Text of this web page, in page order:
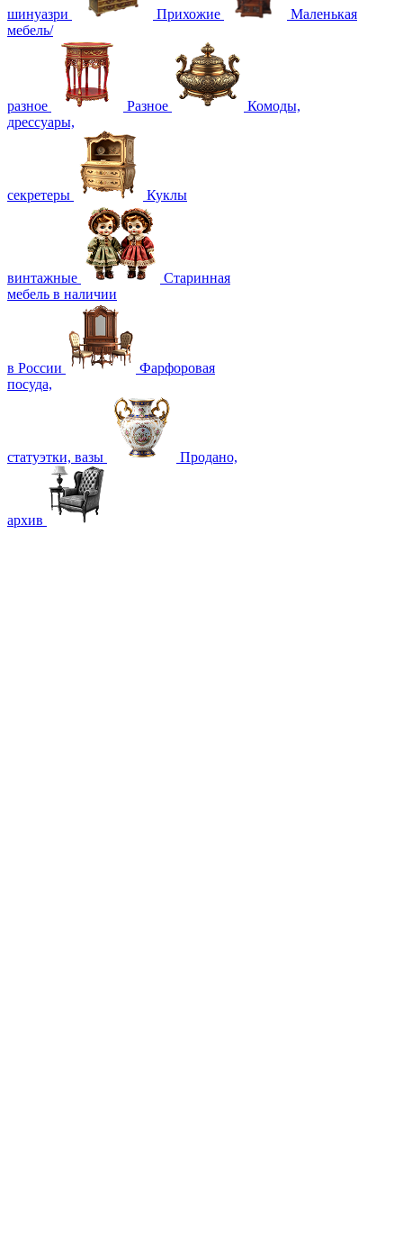
шинуазри Прихожие
Маленькая
мебель/
разное Разное
Комоды,
дрессуары,
секретеры Куклы
винтажные
Старинная
мебель в наличии
в России
Фарфоровая
посуда,
статуэтки, вазы Продано,
архив